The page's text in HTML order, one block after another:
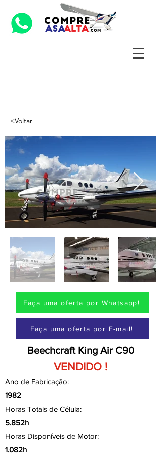
<Voltar
Faça uma oferta por Whatsapp!
Faça uma oferta por E-mail!
Beechcraft King Air C90
VENDIDO !
Ano de Fabricação:
1982
Horas Totais de Célula:
5.852h
Horas Disponíveis de Motor:
1.082h